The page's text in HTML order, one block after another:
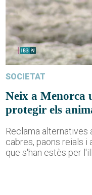
SOCIETAT
Neix a Menorca
protegir els
Reclama alternatives
cabres, paons reials
que s'han estès per